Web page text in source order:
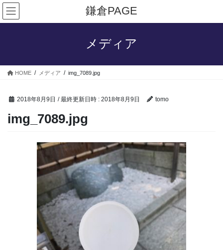
コ
ン
テ
ス
ナ
ビ
ゲ
ン
鎌倉PAGE
メディア
HOME メディア img_7089.jpg
2018年8月9日 / 最終更新日時 : 2018年8月9日 tomo
img_7089.jpg